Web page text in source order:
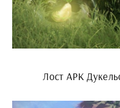
Лост АРК